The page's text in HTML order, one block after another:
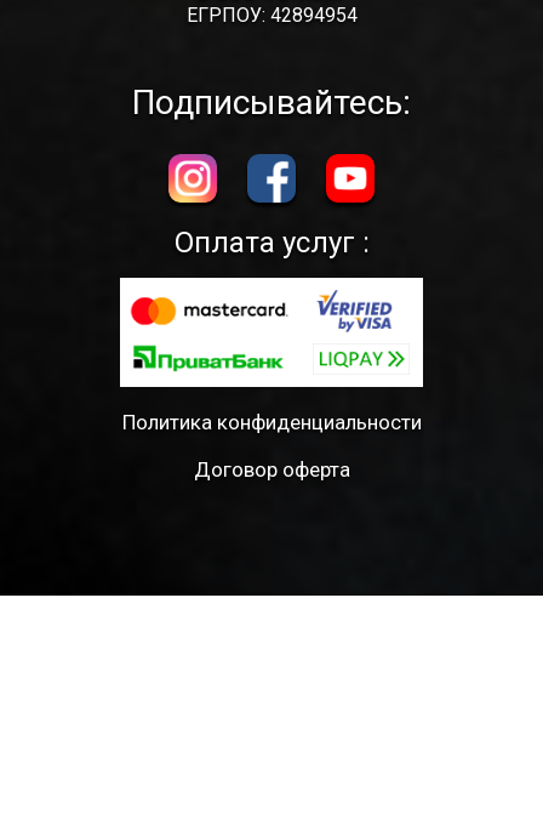
ЕГРПОУ: 42894954
Подписывайтесь:
Оплата услуг :
Политика конфиденциальности
Договор оферта